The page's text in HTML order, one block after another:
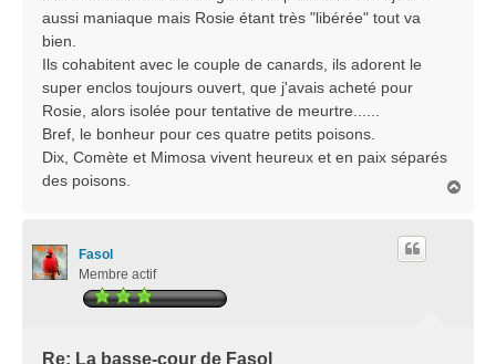
g
e
aussi maniaque mais Rosie étant très "libérée" tout va
bien.
Ils cohabitent avec le couple de canards, ils adorent le
super enclos toujours ouvert, que j'avais acheté pour
Rosie, alors isolée pour tentative de meurtre......
Bref, le bonheur pour ces quatre petits poisons.
Dix, Comète et Mimosa vivent heureux et en paix séparés
des poisons.
Fasol
Membre actif
Re: La basse-cour de Fasol